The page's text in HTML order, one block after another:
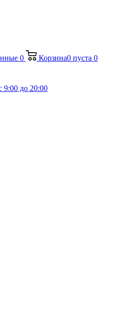
0 Корзина0 пуста 0
9:00 до 20:00